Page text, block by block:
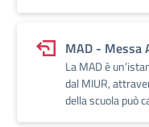
MAD - Messa
La MAD è
dal MIUR,
della scuola può